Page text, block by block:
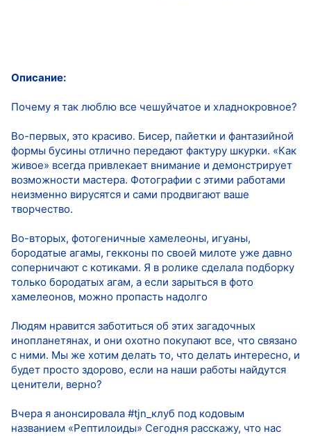
Описание:
Почему я так люблю все чешуйчатое и хладнокровное?
Во-первых, это красиво. Бисер, пайетки и фантазийной
формы бусины отлично передают фактуру шкурки. «Как
живое» всегда привлекает внимание и демонстрирует
возможности мастера. Фотографии с этими работами
неизменно вирусятся и сами продвигают ваше
творчество.
Во-вторых, фотогеничные хамелеоны, игуаны,
бородатые агамы, гекконы по своей милоте уже давно
соперничают с котиками. Я в ролике сделала подборку
только бородатых агам, а если зарыться в фото
хамелеонов, можно пропасть надолго
Людям нравится заботиться об этих загадочных
инопланетянах, и они охотно покупают все, что связано
с ними. Мы же хотим делать то, что делать интересно, и
будет просто здорово, если на наши работы найдутся
ценители, верно?
Вчера я анонсировала #tjn_клуб под кодовым
названием «Рептилоиды» Сегодня расскажу, что нас